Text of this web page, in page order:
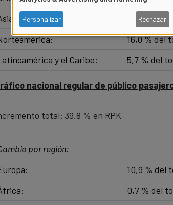
Pacífico:
6,9 % del
16,0 % del
y el Caribe:
5,7 % del
nacional regular de público
total: 39,8 % en RPK
por región:
10,9 % del
0,7 % del
of
personal
data
and
cookies
Personalizar Rechazar